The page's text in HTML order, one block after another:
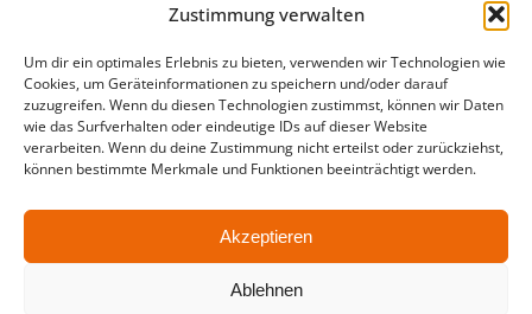
Zustimmung verwalten
Um dir ein optimales Erlebnis zu bieten, verwenden wir Technologien wie
Cookies, um Geräteinformationen zu speichern und/oder darauf
zuzugreifen. Wenn du diesen Technologien zustimmst, können wir Daten
wie das Surfverhalten oder eindeutige IDs auf dieser Website
verarbeiten. Wenn du deine Zustimmung nicht erteilst oder zurückziehst,
können bestimmte Merkmale und Funktionen beeinträchtigt werden.
Akzeptieren
Ablehnen
unsere Sonderöffnungszeiten im Sommer:
in der Zeit vom 06.07. – 07.08.2026
Montag – Freitag: 10-18 Uhr Samstag:
Standort
QUARTERBACK Immobilien ARENA